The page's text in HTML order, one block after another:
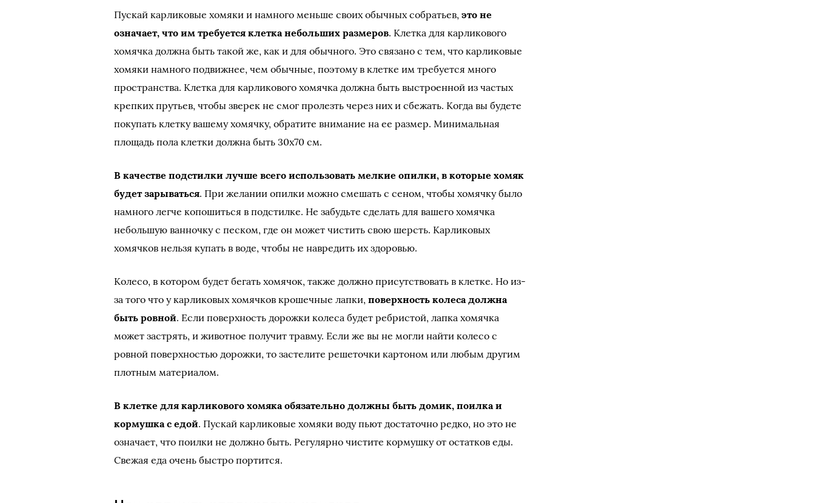
Пускай карликовые хомяки и намного меньше своих обычных собратьев,это не
означает, что им требуется клетка небольших размеров. Клетка для карликового
хомячка должна быть такой же, как и для обычного. Это связано с тем, что карликовые
хомяки намного подвижнее, чем обычные, поэтому в клетке им требуется много
пространства. Клетка для карликового хомячка должна быть выстроенной из частых
крепких прутьев, чтобы зверек не смог пролезть через них и сбежать. Когда вы будете
покупать клетку вашему хомячку, обратите внимание на ее размер. Минимальная
площадь пола клетки должна быть 30х70 см.
В качестве подстилки лучше всего использовать мелкие опилки, в которые хомяк
будет зарываться. При желании опилки можно смешать с сеном, чтобы хомячку было
намного легче копошиться в подстилке. Не забудьте сделать для вашего хомячка
небольшую ванночку с песком, где он может чистить свою шерсть. Карликовых
хомячков нельзя купать в воде, чтобы не навредить их здоровью.
Колесо, в котором будет бегать хомячок, также должно присутствовать в клетке. Но из-
за того что у карликовых хомячков крошечные лапки,поверхность колеса должна
быть ровной. Если поверхность дорожки колеса будет ребристой, лапка хомячка
может застрять, и животное получит травму. Если же вы не могли найти колесо с
ровной поверхностью дорожки, то застелите решеточки картоном или любым другим
плотным материалом.
В клетке для карликового хомяка обязательно должны быть домик, поилка и
кормушка с едой. Пускай карликовые хомяки воду пьют достаточно редко, но это не
означает, что поилки не должно быть. Регулярно чистите кормушку от остатков еды.
Свежая еда очень быстро портится.